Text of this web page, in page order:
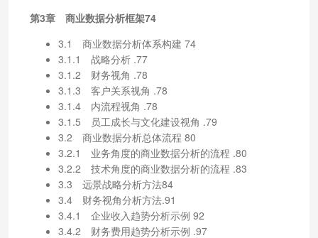
第3章 商业数据分析框架74
3.1 商业数据分析体系构建 74
3.1.1 战略分析 .77
3.1.2 财务视角 .78
3.1.3 客户关系视角 .78
3.1.4 内流程视角 .78
3.1.5 员工成长与文化建设视角 .79
3.2 商业数据分析总体流程 80
3.2.1 业务角度的商业数据分析的流程 .80
3.2.2 技术角度的商业数据分析的流程 .83
3.3 远景战略分析方法84
3.4 财务视角分析方法.91
3.4.1 企业收入趋势分析示例 92
3.4.2 财务费用趋势分析示例 .97